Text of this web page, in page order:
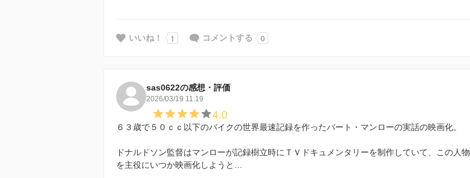
いいね！ 1 コメントする 0
sas0622の感想・評価
2026/03/19 11:19
4.0
６３歳で５０ｃｃ以下のバイクの世界最速記録を作ったバート・マンローの実話の映画化。
ドナルドソン監督はマンローが記録樹立時にＴＶドキュメンタリーを制作していて、この人物
を主役にいつか映画化しようと…